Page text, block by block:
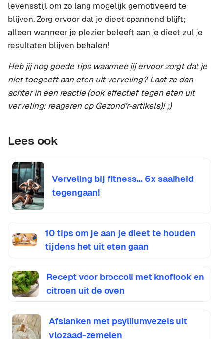
levensstijl om zo lang mogelijk gemotiveerd te
blijven. Zorg ervoor dat je dieet spannend blijft;
alleen wanneer je plezier beleeft aan je dieet zul je
resultaten blijven behalen!
Heb jij nog goede tips waarmee jij ervoor zorgt dat je
niet toegeeft aan eten uit verveling? Laat ze dan
achter in een reactie (ook effectief tegen eten uit
verveling: reageren op Gezond’r-artikels)! ;)
Lees ook
Verveling bij fitness… 6x saaiheid
tegengaan!
10 tips om je aan je dieet te houden
tijdens het uit eten gaan
Recept voor broccoli met knoflook en
citroen uit de oven
Afslanken met psylliumvezels uit
vlozaad-zemelen